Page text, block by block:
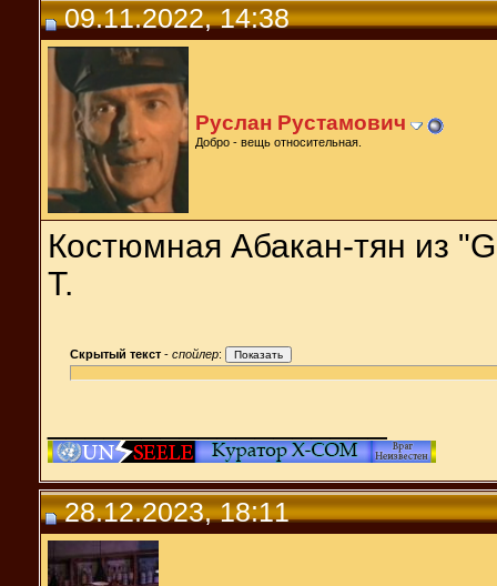
09.11.2022, 14:38
Руслан Рустамович
Добро - вещь относительная.
Костюмная Абакан-тян из
T.
Скрытый текст - спойлер:
28.12.2023, 18:11